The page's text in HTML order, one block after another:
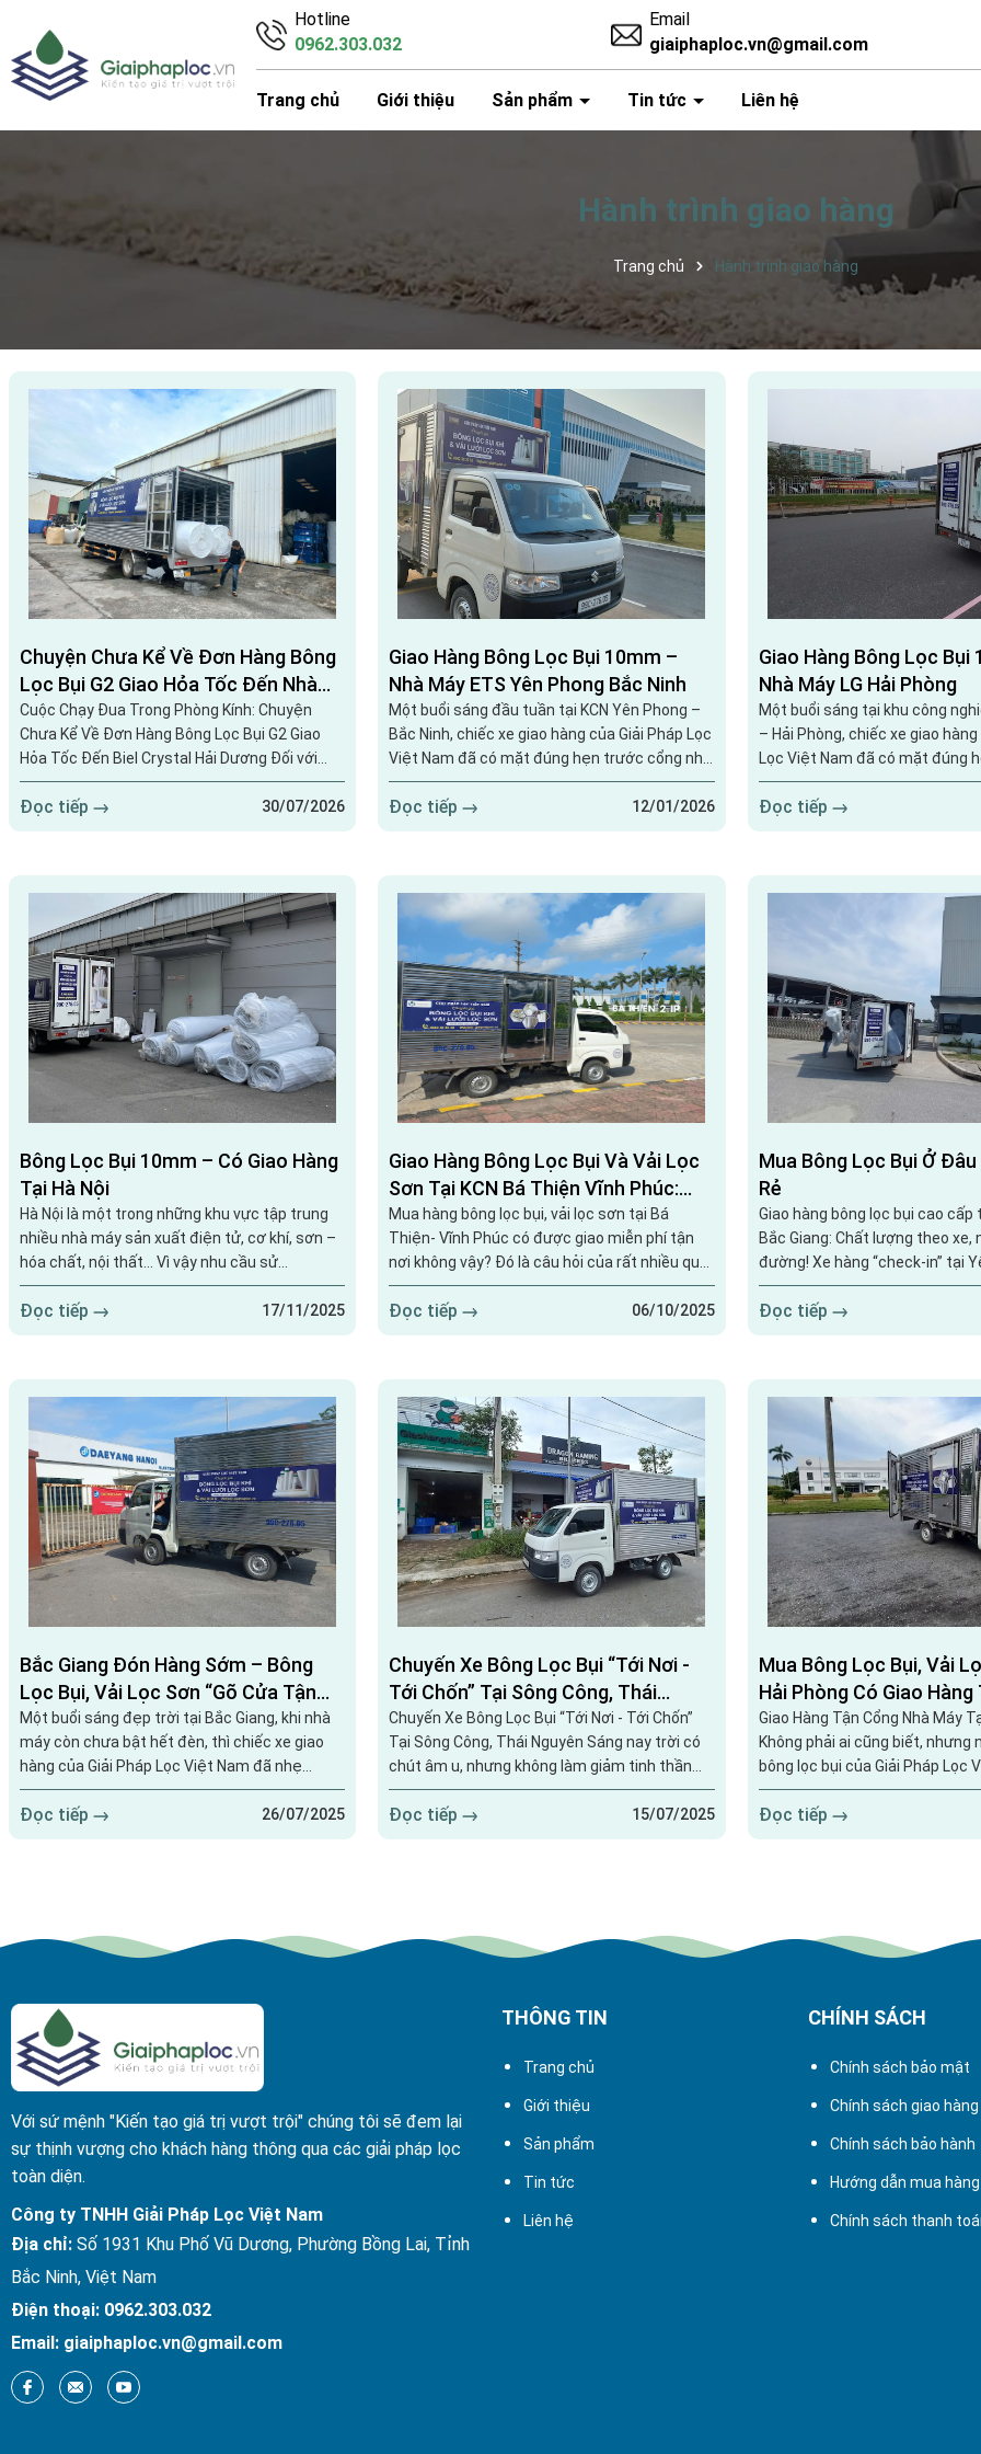
Hotline
0962.303.032
Email
giaiphaploc.vn@gmail.com
Trang chủ Giới thiệu Sản phẩm Tin tức Liên hệ
Hành trình giao hàng
Trang chủ Hành trình giao hàng
Chuyện Chưa Kể Về Đơn Hàng Bông
Lọc Bụi G2 Giao Hỏa Tốc Đến Nhà
Máy Biel Crystal Tại Hải Dương
Cuộc Chạy Đua Trong Phòng Kính: Chuyện
Chưa Kể Về Đơn Hàng Bông Lọc Bụi G2 Giao
Hỏa Tốc Đến Biel Crystal Hải Dương Đối với
các nhà máy sản xuất linh kiện quy mô lớn như
Biel Crystal Hải Dương, hệ thống lọc khí AHU
gặp sự cố nghẹt bông lọc thô giống như một
dòng khí bị nghẹt, cảm biến áp suất báo động
đỏ, toàn bộ dây chuyền...
Đọc tiếp 30/07/2026
Giao Hàng Bông Lọc Bụi 10mm –
Nhà Máy ETS Yên Phong Bắc Ninh
Một buổi sáng đầu tuần tại KCN Yên Phong –
Bắc Ninh, chiếc xe giao hàng của Giải Pháp Lọc
Việt Nam đã có mặt đúng hẹn trước cổng nhà
máy ETS để bàn giao lô bông lọc bụi 10mm
phục vụ hệ thống lọc khí trong khu vực sản
xuất. Giao hàng gọn gàng, đúng vị trí, đúng thời
tiên. ...
Đọc tiếp 12/01/2026
Giao Hàng Bông Lọc Bụi
Nhà Máy LG Hải Phòng
Một buổi sáng tại khu công
– Hải Phòng, chiếc xe giao hàng
Lọc Việt Nam đã có mặt đúng
nhà máy LG để bàn giao lô
phục vụ hệ thống lọc khí trong
xuất. Với các nhà máy quy mô
đó. Xe bông lọc...
Đọc tiếp
Bông Lọc Bụi 10mm – Có Giao Hàng
Tại Hà Nội
Hà Nội là một trong những khu vực tập trung
nhiều nhà máy sản xuất điện tử, cơ khí, sơn –
hóa chất, nội thất… Vì vậy nhu cầu sử
dụng bông lọc bụi 10mm luôn ở mức cao, đặc
biệt trong các hệ thống lọc gió cấp – hồi trong
phòng sơn, buồng pha màu, phòng sạch và
chuyến giao hàng đến Hà Nội không chỉ đơn
thuần là vận chuyển...
Đọc tiếp 17/11/2025
Giao Hàng Bông Lọc Bụi Và Vải Lọc
Sơn Tại KCN Bá Thiện Vĩnh Phúc:
Vững Tay Lái, Chắc Chất Lượng!
Mua hàng bông lọc bụi, vải lọc sơn tại Bá
Thiện- Vĩnh Phúc có được giao miễn phí tận
nơi không vậy? Đó là câu hỏi của rất nhiều quý
khách hàng tại KCN Bá Thiện - Vĩnh Phúc nói
riêng, khu vực miền bắc nói chung. Và đây là
câu trả lời của Giải Pháp Lọc Việt Nam. Xe
Thiện – Vĩnh Phúc Một sáng cuối tuần đầy
nắng, đội xe giao hàng...
Đọc tiếp 06/10/2025
Mua Bông Lọc Bụi Ở Đâu
Rẻ
Giao hàng bông lọc bụi cao cấp
Bắc Giang: Chất lượng theo xe,
đường! Xe hàng “check-in” tại Yên Dũng – Bắc
Giang Một buổi sáng đẹp trời,
Giải Pháp Lọc Việt Nam đã lăn
Dũng – Bắc Giang để bàn giao
cơ khí – sơn tĩnh điện.Không
hàng, đây còn...
Đọc tiếp
Bắc Giang Đón Hàng Sớm – Bông
Lọc Bụi, Vải Lọc Sơn “Gõ Cửa Tận
Cổng”
Một buổi sáng đẹp trời tại Bắc Giang, khi nhà
máy còn chưa bật hết đèn, thì chiếc xe giao
hàng của Giải Pháp Lọc Việt Nam đã nhẹ
nhàng “lăn bánh” tới trước cổng với đầy đủ
hàng hóa: bông lọc bụi cuộn lớn và vải lọc sơn
đúng chuẩn kỹ thuật. Hình ảnh giao hàng thực
Đọc tiếp 26/07/2025
Chuyến Xe Bông Lọc Bụi “Tới Nơi -
Tới Chốn” Tại Sông Công, Thái
Nguyên
Chuyến Xe Bông Lọc Bụi “Tới Nơi - Tới Chốn”
Tại Sông Công, Thái Nguyên Sáng nay trời có
chút âm u, nhưng không làm giảm tinh thần
giao hàng của đội xe Giải Pháp Lọc Việt Nam.
Tại thành phố Sông Công, tỉnh Thái Nguyên,
chiếc xe mang biển 99C quen thuộc của chúng
Đọc tiếp 15/07/2025
Mua Bông Lọc Bụi, Vải
Hải Phòng Có Giao Hàng
Không.
Giao Hàng Tận Cổng Nhà Máy
Không phải ai cũng biết, nhưng
bông lọc bụi của Giải Pháp Lọc
âm thầm “rong ruổi” khắp các
miền Bắc, và mới đây nhất –
chúng tôi đã cập bến an toàn
Đọc tiếp
Với sứ mệnh "Kiến tạo giá trị vượt trội" chúng tôi sẽ đem lại
sự thịnh vượng cho khách hàng thông qua các giải pháp lọc
toàn diện.
Công ty TNHH Giải Pháp Lọc Việt Nam
Địa chỉ: Số 1931 Khu Phố Vũ Dương, Phường Bồng Lai, Tỉnh
Bắc Ninh, Việt Nam
Điện thoại: 0962.303.032
Email: giaiphaploc.vn@gmail.com
THÔNG TIN
Trang chủ
Giới thiệu
Sản phẩm
Tin tức
Liên hệ
CHÍNH SÁCH
Chính sách bảo mật
Chính sách giao hàng
Chính sách bảo hành
Hướng dẫn mua hàng
Chính sách thanh